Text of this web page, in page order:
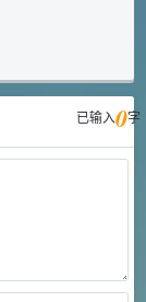
已输入0字